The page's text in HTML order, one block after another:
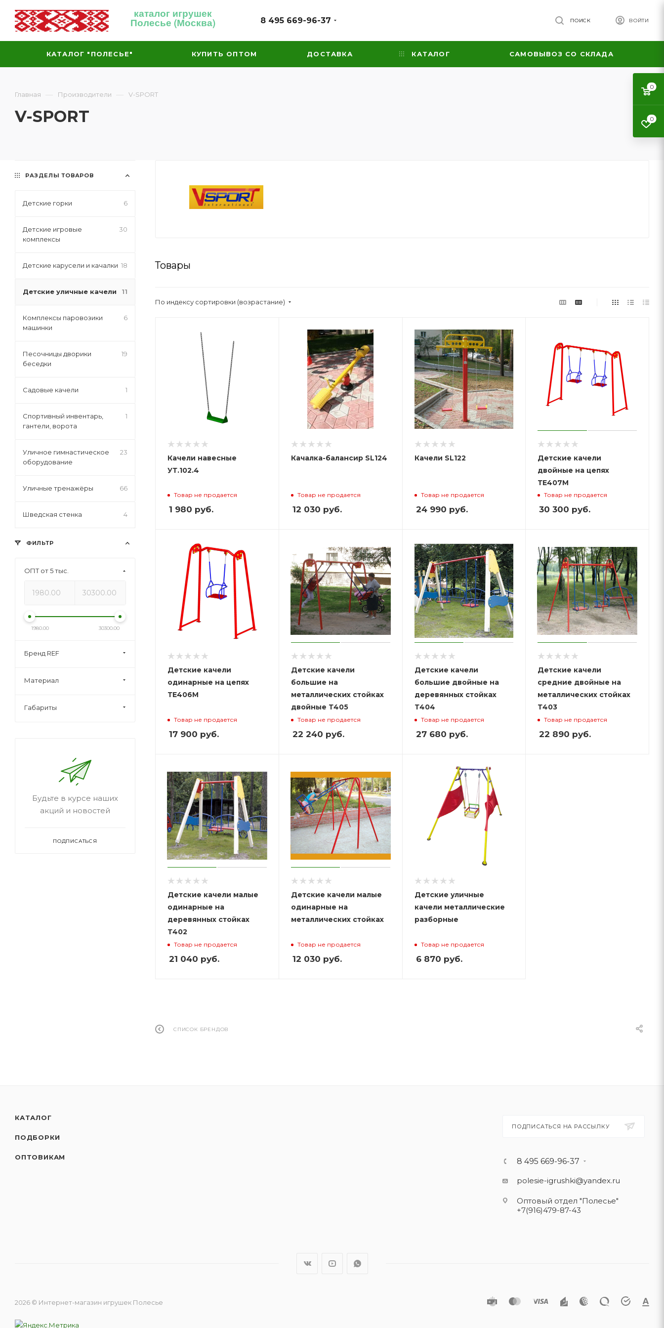
каталог игрушек
Полесье (Москва) 8 495 669-96-37 ВОЙТИ
ПОИСК
КАТАЛОГ "ПОЛЕСЬЕ" КУПИТЬ ОПТОМ ДОСТАВКА КАТАЛОГ САМОВЫВОЗ СО СКЛАДА
Главная — Производители — V-SPORT
V-SPORT
Товары
По индексу сортировки (возрастание)
Качели навесные
УТ.102.4
Товар не продается
1 980 руб.
Качалка-балансир SL124
Товар не продается
12 030 руб.
Качели SL122
Товар не продается
24 990 руб.
Детские качели
двойные на цепях
ТЕ407M
Товар не продается
30 300 руб.
Детские качели
одинарные на цепях
ТЕ406М
Товар не продается
17 900 руб.
Детские качели
большие на
металлических стойках
двойные Т405
Товар не продается
22 240 руб.
Детские качели
большие двойные на
деревянных стойках
Т404
Товар не продается
27 680 руб.
Детские качели
средние двойные на
металлических стойках
Т403
Товар не продается
22 890 руб.
Детские качели малые
одинарные на
деревянных стойках
Т402
Товар не продается
21 040 руб.
Детские качели малые
одинарные на
металлических стойках
Товар не продается
12 030 руб.
Детские уличные
качели металлические
разборные
Товар не продается
6 870 руб.
СПИСОК БРЕНДОВ
РАЗДЕЛЫ ТОВАРОВ
Детские горки 6
Детские игровые
комплексы
30
Детские карусели и качалки 18
Детские уличные качели 11
Комплексы паровозики
машинки
6
Песочницы дворики
беседки
19
Садовые качели 1
Спортивный инвентарь,
гантели, ворота
1
Уличное гимнастическое
оборудование
23
Уличные тренажёры 66
Шведская стенка 4
ФИЛЬТР
ОПТ от 5 тыс.
1980.00 30300.00
Бренд REF
Материал
Габариты
Будьте в курсе наших
акций и новостей
ПОДПИСАТЬСЯ
КАТАЛОГ
ПОДБОРКИ
ОПТОВИКАМ
ПОДПИСАТЬСЯ НА РАССЫЛКУ
8 495 669-96-37
polesie-igrushki@yandex.ru
Оптовый отдел "Полесье"
+7(916)479-87-43
2026 © Интернет-магазин игрушек Полесье
0
0